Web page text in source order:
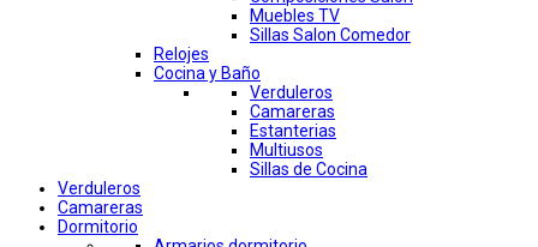
Muebles TV
Sillas Salon Comedor
Relojes
Cocina y Baño
Verduleros
Camareras
Estanterias
Multiusos
Sillas de Cocina
Verduleros
Camareras
Dormitorio